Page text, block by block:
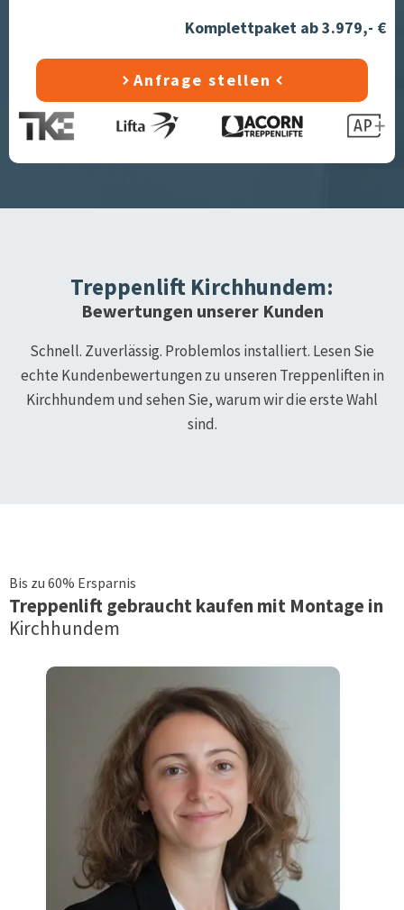
Komplettpaket ab 3.979,- €
Anfrage stellen
Treppenlift Kirchhundem:
Bewertungen unserer Kunden
Schnell. Zuverlässig. Problemlos installiert. Lesen Sie
echte Kundenbewertungen zu unseren Treppenliften in
Kirchhundem und sehen Sie, warum wir die erste Wahl
sind.
Bis zu 60% Ersparnis
Treppenliftgebraucht kaufen mit Montage in
Kirchhundem